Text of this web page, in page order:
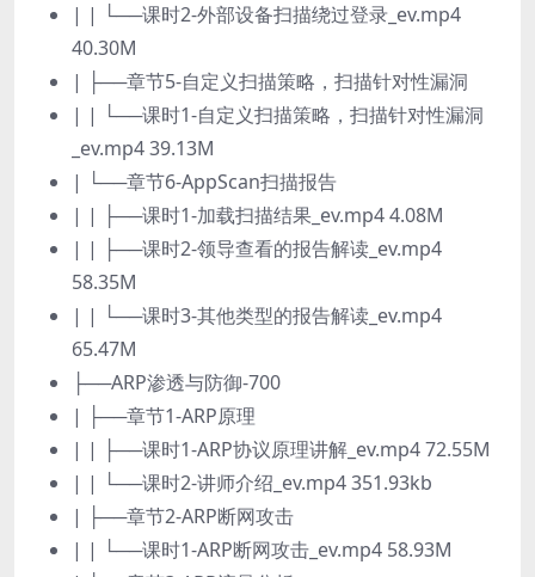
| | └──课时2-外部设备扫描绕过登录_ev.mp4
40.30M
| ├──章节5-自定义扫描策略，扫描针对性漏洞
| | └──课时1-自定义扫描策略，扫描针对性漏洞
_ev.mp4 39.13M
| └──章节6-AppScan扫描报告
| | ├──课时1-加载扫描结果_ev.mp4 4.08M
| | ├──课时2-领导查看的报告解读_ev.mp4
58.35M
| | └──课时3-其他类型的报告解读_ev.mp4
65.47M
├──ARP渗透与防御-700
| ├──章节1-ARP原理
| | ├──课时1-ARP协议原理讲解_ev.mp4 72.55M
| | └──课时2-讲师介绍_ev.mp4 351.93kb
| ├──章节2-ARP断网攻击
| | └──课时1-ARP断网攻击_ev.mp4 58.93M